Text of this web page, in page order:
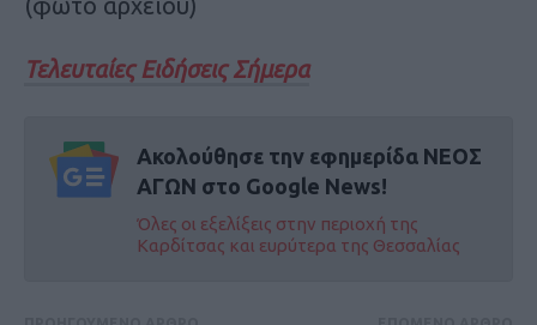
Τελευταίες Ειδήσεις Σήμερα
Ακολούθησε την εφημερίδα ΝΕΟΣ
ΑΓΩΝ στο Google News!
Όλες οι εξελίξεις στην περιοχή της
Καρδίτσας και ευρύτερα της Θεσσαλίας